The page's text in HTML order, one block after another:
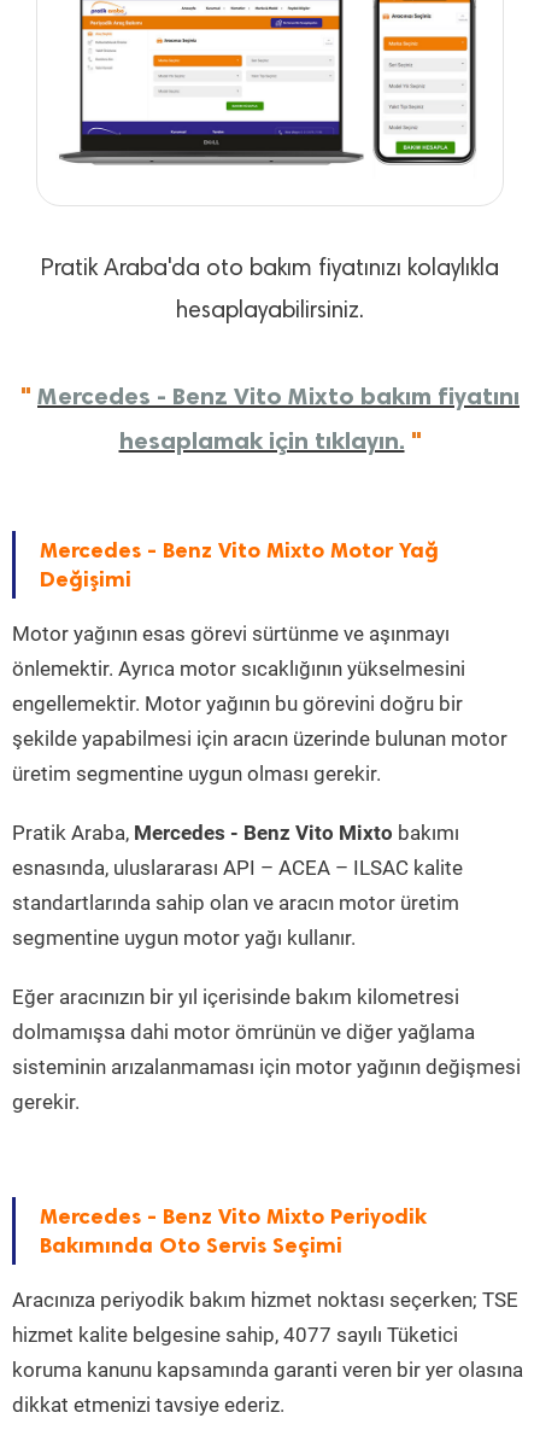
Pratik Araba'da oto bakım fiyatınızı kolaylıkla
hesaplayabilirsiniz.
" Mercedes - Benz Vito Mixto bakım fiyatını
hesaplamak için tıklayın. "
Mercedes - Benz Vito Mixto Motor Yağ
Değişimi
Motor yağının esas görevi sürtünme ve aşınmayı
önlemektir. Ayrıca motor sıcaklığının yükselmesini
engellemektir. Motor yağının bu görevini doğru bir
şekilde yapabilmesi için aracın üzerinde bulunan motor
üretim segmentine uygun olması gerekir.
Pratik Araba, Mercedes - Benz Vito Mixto bakımı
esnasında, uluslararası API – ACEA – ILSAC kalite
standartlarında sahip olan ve aracın motor üretim
segmentine uygun motor yağı kullanır.
Eğer aracınızın bir yıl içerisinde bakım kilometresi
dolmamışsa dahi motor ömrünün ve diğer yağlama
sisteminin arızalanmaması için motor yağının değişmesi
gerekir.
Mercedes - Benz Vito Mixto Periyodik
Bakımında Oto Servis Seçimi
Aracınıza periyodik bakım hizmet noktası seçerken; TSE
hizmet kalite belgesine sahip, 4077 sayılı Tüketici
koruma kanunu kapsamında garanti veren bir yer olasına
dikkat etmenizi tavsiye ederiz.